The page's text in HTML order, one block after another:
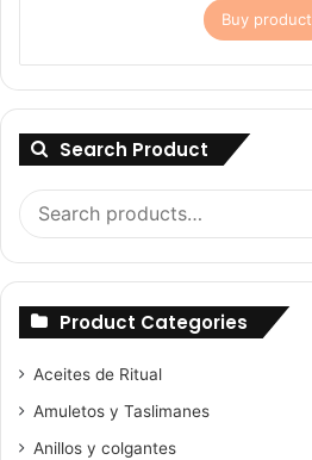
Buy product
Search Product
Search
for:
Product Categories
Aceites de Ritual
Amuletos y Taslimanes
Anillos y colgantes